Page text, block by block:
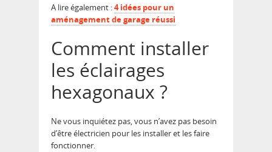
A lire également :4 idées pour un
aménagement de garage réussi
Comment installer
les éclairages
hexagonaux ?
Ne vous inquiétez pas, vous n’avez pas besoin
d’être électricien pour les installer et les faire
fonctionner.